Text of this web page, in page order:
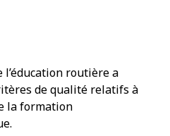
routière a
de qualité relatifs à
la formation